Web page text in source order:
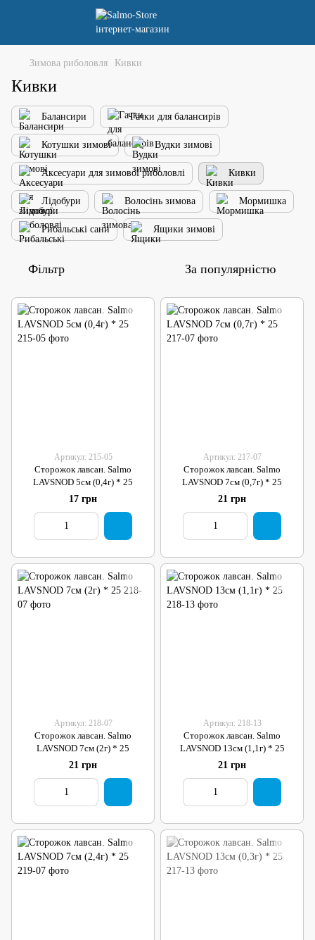
Зимова риболовля Кивки
Кивки
Балансири Гачки для балансирів
Котушки зимові Вудки зимові
Аксесуари для зимової риболовлі Кивки
Лідобури Волосінь зимова Мормишка
Рибальські сани Ящики зимові
Фільтр За популярністю
Артикул: 215-05
Сторожок лавсан. Salmo
LAVSNOD 5см (0,4г) * 25
17 грн
Артикул: 217-07
Сторожок лавсан. Salmo
LAVSNOD 7см (0,7г) * 25
21 грн
Артикул: 218-07
Сторожок лавсан. Salmo
LAVSNOD 7см (2г) * 25
21 грн
Артикул: 218-13
Сторожок лавсан. Salmo
LAVSNOD 13см (1,1г) * 25
21 грн